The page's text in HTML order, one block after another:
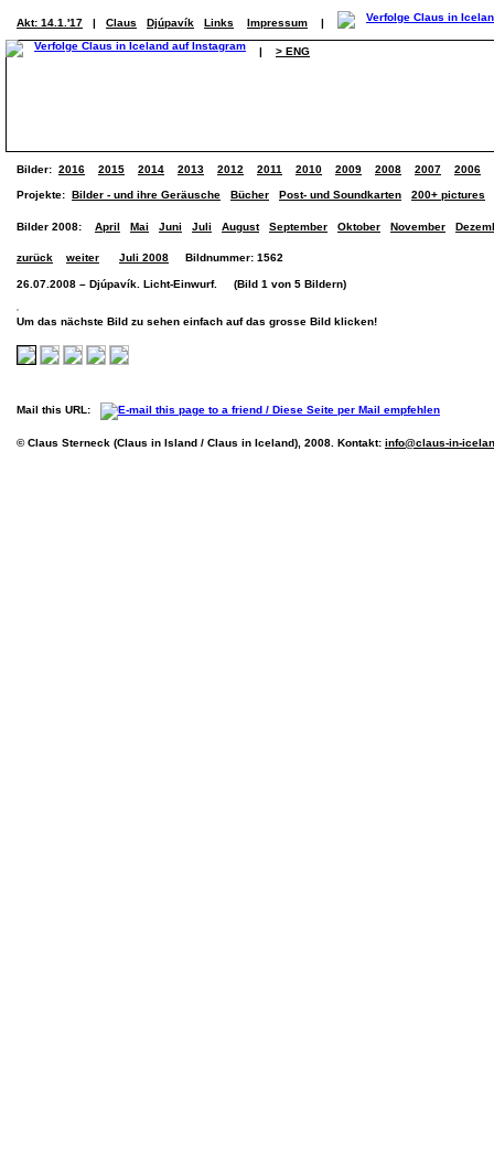
Akt: 14.1.'17 | Claus Djúpavík Links Impressum |
| > ENG
Bilder: 2016 2015 2014 2013 2012 2011 2010 2009 2008 2007 2006
Projekte: Bilder - und ihre Geräusche Bücher Post- und Soundkarten 200+ pictures
Bilder 2008: April Mai Juni Juli August September Oktober November
zurück weiter Juli 2008 Bildnummer: 1562
26.07.2008 – Djúpavík. Licht-Einwurf. (Bild 1 von 5 Bildern)
Um das nächste Bild zu sehen einfach auf das grosse Bild klicken!
Mail this URL:
© Claus Sterneck (Claus in Island / Claus in Iceland), 2008. Kontakt: info@claus-in-